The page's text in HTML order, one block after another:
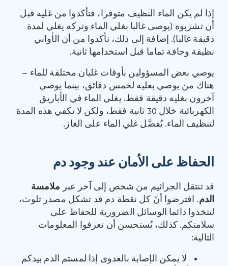
إذا لم يكن الماء النظيف متوفرا، فتأكدوا من غليه قبل
أن تشربوه (يوصى غالبا بغلي الماء وتركه يغلي لمدة
دقيقة غالبا). إضافة إلى ذلك، تأكدوا من أن الأواني
نظيفة وجافة تماما قبل استخدامها ثانية.
يوصي بعض المسؤولين بأوقات غليان مختلفة للماء –
هناك من يوصي بغليه لخمس دقائق، بينما يوصي
آخرون بغليه دقيقة فقط. يغلي الماء في الأباريق
الكهربائية خلال 30 ثانية فقط، ولكن لا تكفي هذه المدة
لتنظيف الماء. يُفضَّل غلي الماء على الغاز.
الحفاظ على الأمان عند وجود دم
قد تنتقل الجراثيم من شخص إلى آخر عبر ملامسة
الدم. افترضوا أنّ كل نقطة دم قد تشكل مصدر تلوث،
لتتخذوا دائما الوسائل الضرورية للحفاظ على
سلامتكم. كذلك، يُستحسن أن تعرفوا المعلومات
التالية:
لا يمكن الإصابة بالعدوى إذا لمستم الدم بيدكم